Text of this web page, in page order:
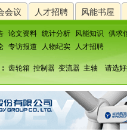
会议 人才招聘 风能书屋
论文资料 统计分析 风能知识
供求
专访报道 人物纪实 人才招聘
齿轮箱 控制器 变流器 主轴 请选